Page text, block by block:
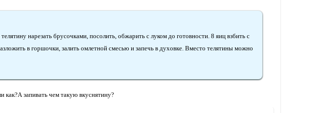
нарезать брусочками, посолить, обжарить с луком до готовности. 8 яиц взбить с
в горшочки, залить омлетной смесью и запечь в духовке. Вместо телятины можно
как?А запивать чем такую вкуснятину?